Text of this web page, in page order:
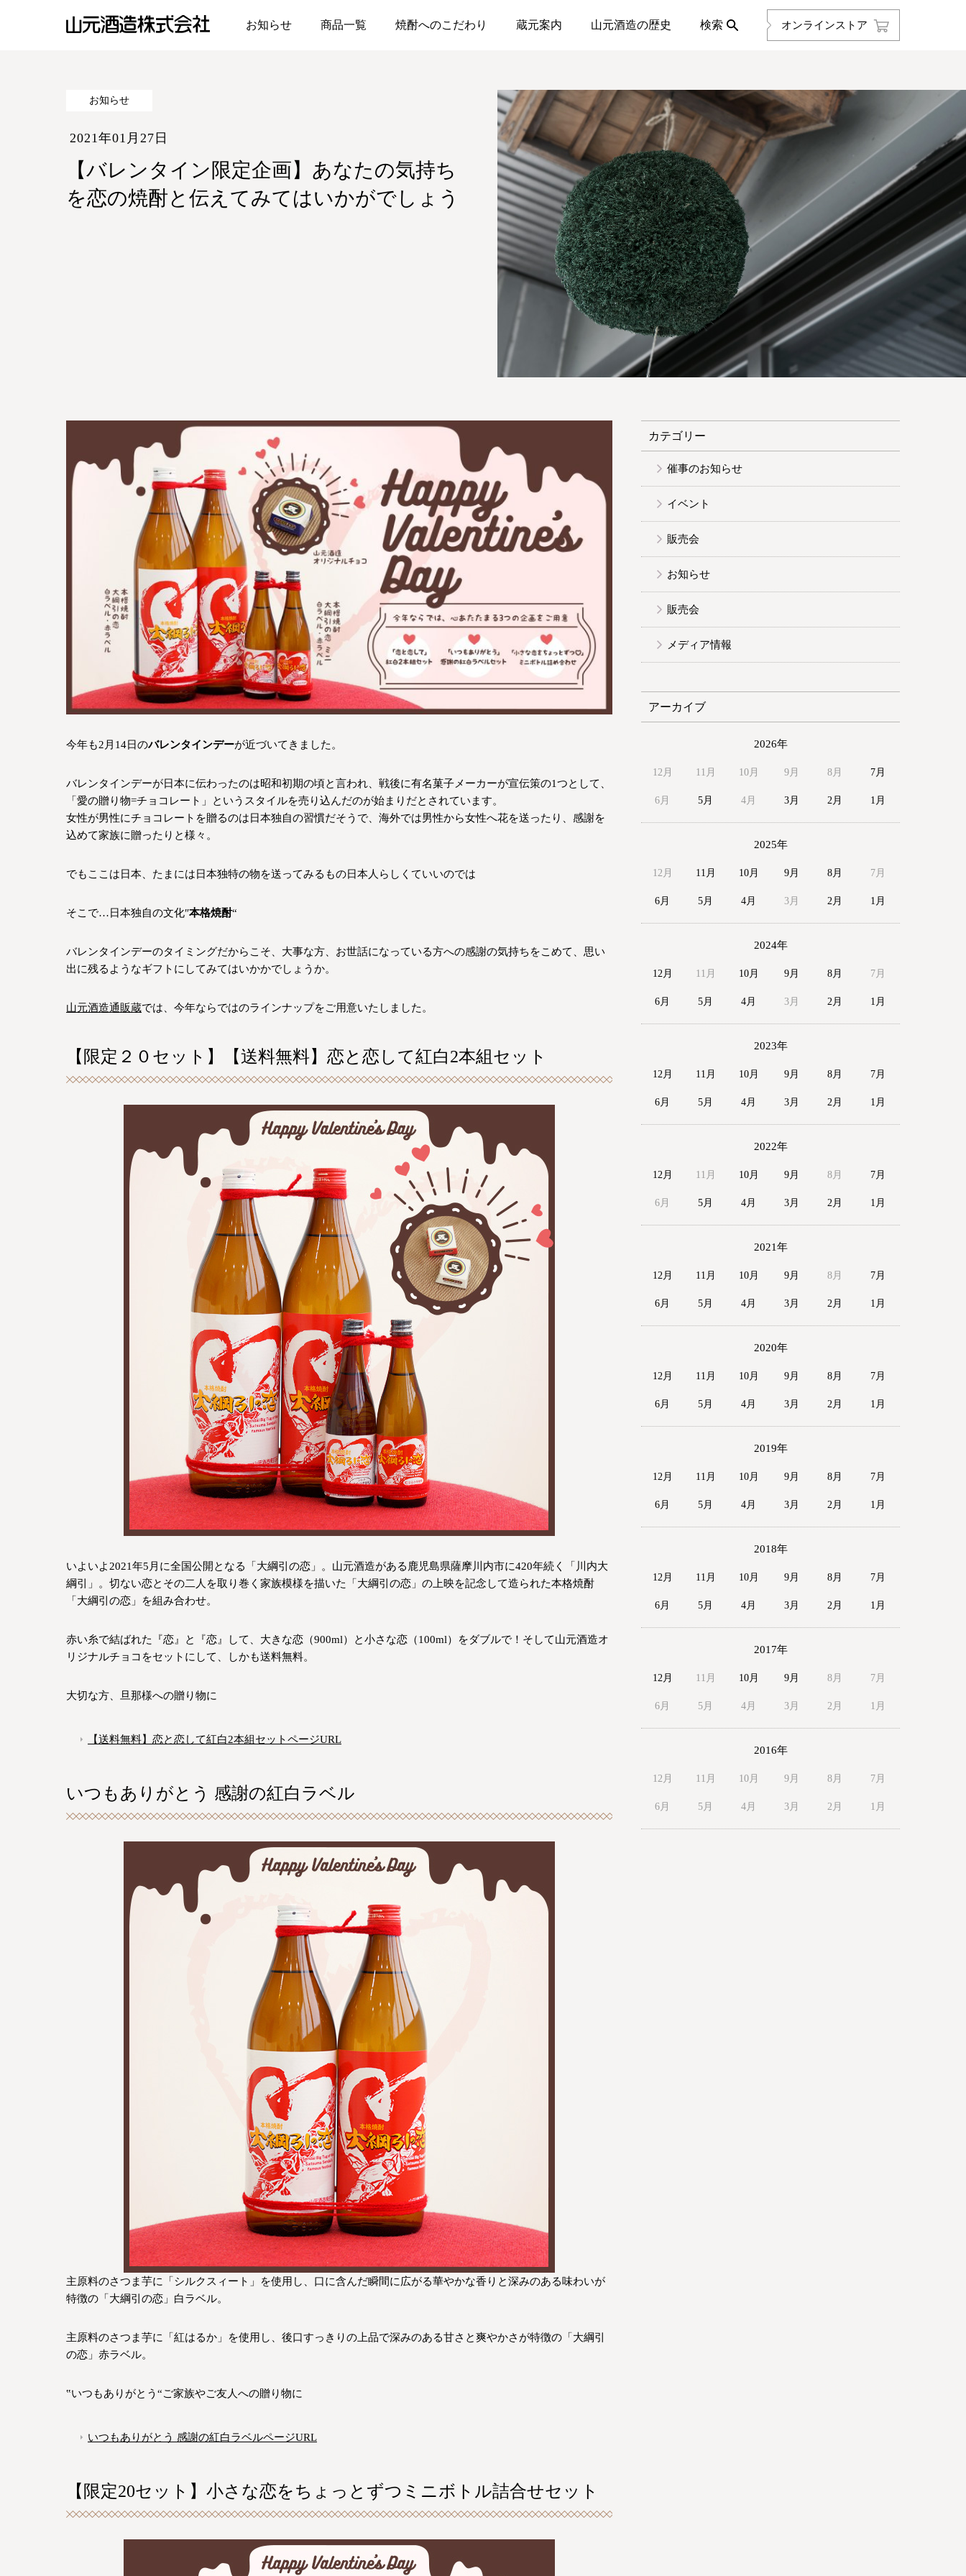
お知らせ 商品一覧 焼酎へのこだわり 蔵元案内 山元酒造の歴史 検索 オンラインストア
お知らせ
2021年01月27日
【バレンタイン限定企画】あなたの気持ち
を恋の焼酎と伝えてみてはいかがでしょう
今年も2月14日のバレンタインデーが近づいてきました。
バレンタインデーが日本に伝わったのは昭和初期の頃と言われ、戦後に有名菓子メーカーが宣伝策の1つとして、
「愛の贈り物=チョコレート」というスタイルを売り込んだのが始まりだとされています。
女性が男性にチョコレートを贈るのは日本独自の習慣だそうで、海外では男性から女性へ花を送ったり、感謝を
込めて家族に贈ったりと様々。
でもここは日本、たまには日本独特の物を送ってみるもの日本人らしくていいのでは
そこで…日本独自の文化″本格焼酎“
バレンタインデーのタイミングだからこそ、大事な方、お世話になっている方への感謝の気持ちをこめて、思い
出に残るようなギフトにしてみてはいかかでしょうか。
山元酒造通販蔵では、今年ならではのラインナップをご用意いたしました。
【限定２０セット】【送料無料】恋と恋して紅白2本組セット
いよいよ2021年5月に全国公開となる「大綱引の恋」。山元酒造がある鹿児島県薩摩川内市に420年続く「川内大
綱引」。切ない恋とその二人を取り巻く家族模様を描いた「大綱引の恋」の上映を記念して造られた本格焼酎
「大綱引の恋」を組み合わせ。
赤い糸で結ばれた『恋』と『恋』して、大きな恋（900ml）と小さな恋（100ml）をダブルで！そして山元酒造オ
リジナルチョコをセットにして、しかも送料無料。
大切な方、旦那様への贈り物に
【送料無料】恋と恋して紅白2本組セットページURL
いつもありがとう 感謝の紅白ラベル
主原料のさつま芋に「シルクスィート」を使用し、口に含んだ瞬間に広がる華やかな香りと深みのある味わいが
特徴の「大綱引の恋」白ラベル。
主原料のさつま芋に「紅はるか」を使用し、後口すっきりの上品で深みのある甘さと爽やかさが特徴の「大綱引
の恋」赤ラベル。
‟いつもありがとう“ご家族やご友人への贈り物に
いつもありがとう 感謝の紅白ラベルページURL
【限定20セット】小さな恋をちょっとずつミニボトル詰合せセット
カテゴリー
催事のお知らせ
イベント
販売会
お知らせ
販売会
メディア情報
アーカイブ
2026年
12月 11月 10月 9月 8月 7月
6月 5月 4月 3月 2月 1月
2025年
12月 11月 10月 9月 8月 7月
6月 5月 4月 3月 2月 1月
2024年
12月 11月 10月 9月 8月 7月
6月 5月 4月 3月 2月 1月
2023年
12月 11月 10月 9月 8月 7月
6月 5月 4月 3月 2月 1月
2022年
12月 11月 10月 9月 8月 7月
6月 5月 4月 3月 2月 1月
2021年
12月 11月 10月 9月 8月 7月
6月 5月 4月 3月 2月 1月
2020年
12月 11月 10月 9月 8月 7月
6月 5月 4月 3月 2月 1月
2019年
12月 11月 10月 9月 8月 7月
6月 5月 4月 3月 2月 1月
2018年
12月 11月 10月 9月 8月 7月
6月 5月 4月 3月 2月 1月
2017年
12月 11月 10月 9月 8月 7月
6月 5月 4月 3月 2月 1月
2016年
12月 11月 10月 9月 8月 7月
6月 5月 4月 3月 2月 1月